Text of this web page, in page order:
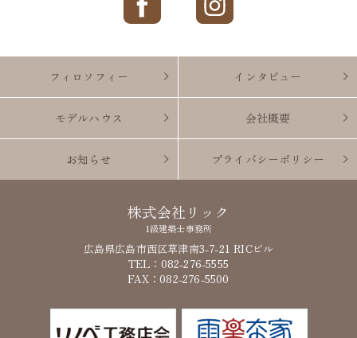
フィロソフィー インタビュー
モデルハウス 会社概要
お知らせ プライバシーポリシー
株式会社リック
1級建築士事務所
広島県広島市西区草津南3-7-21 RICビル
TEL：082-276-5555
FAX：082-276-5500